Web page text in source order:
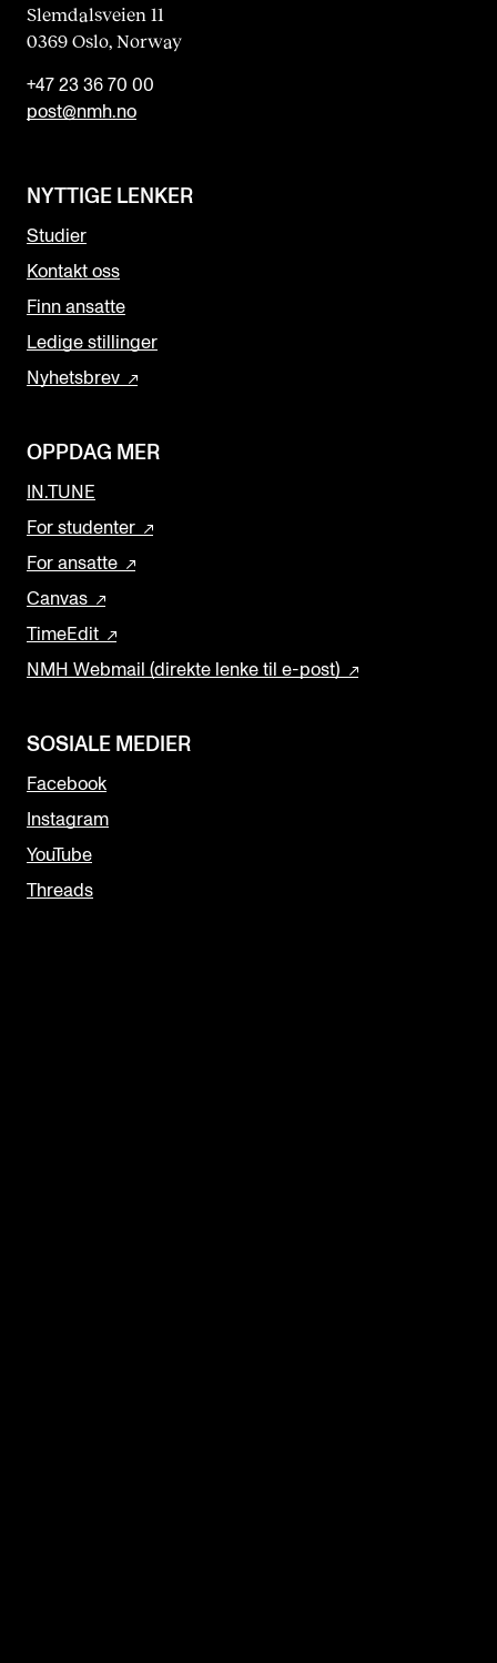
Slemdalsveien 11
0369 Oslo, Norway
+47 23 36 70 00
post@nmh.no
NYTTIGE LENKER
Studier
Kontakt oss
Finn ansatte
Ledige stillinger
Nyhetsbrev
OPPDAG MER
IN.TUNE
For studenter
For ansatte
Canvas
TimeEdit
NMH Webmail (direkte lenke til e-post)
SOSIALE MEDIER
Facebook
Instagram
YouTube
Threads